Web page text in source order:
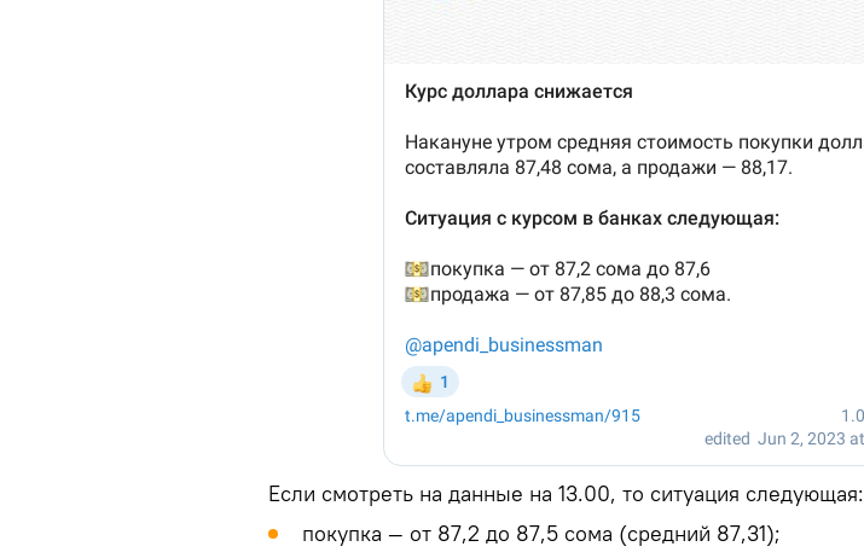
Если смотреть на данные на 13.00, то ситуация следующая:
покупка — от 87,2 до 87,5 сома (средний 87,31);